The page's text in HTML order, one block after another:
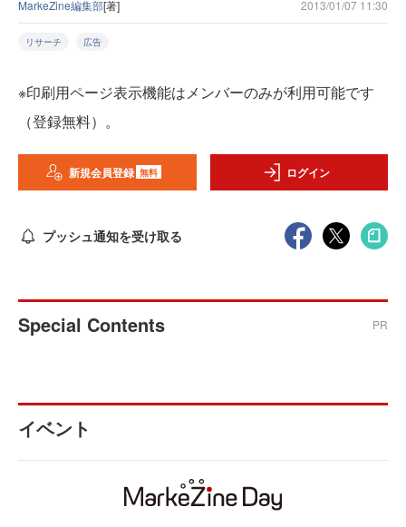
MarkeZine編集部[著] 2013/01/07 11:30
リサーチ 広告
※印刷用ページ表示機能はメンバーのみが利用可能です
（登録無料）。
新規会員登録 無料 ログイン
プッシュ通知を受け取る
Special Contents PR
イベント